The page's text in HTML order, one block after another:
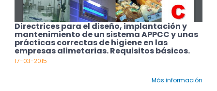
Directrices para el diseño, implantación y
mantenimiento de un sistema APPCC y unas
prácticas correctas de higiene en las
empresas alimetarias. Requisitos básicos.
17-03-2015
Más información